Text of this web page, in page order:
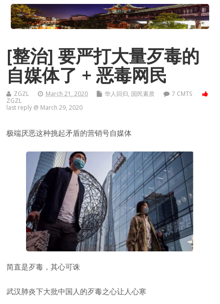
[整治] 要严打大量歹毒的
自媒体了 + 恶毒网民
ZGZL March 21, 2020 华人回归, 国民素质
7 CMTS
ZGZL
last reply @ March 29, 2020
极端厌恶这种挑起矛盾的营销号自媒体
简直是歹毒，其心可诛
武汉肺炎下大批中国人的歹毒之心让人心寒